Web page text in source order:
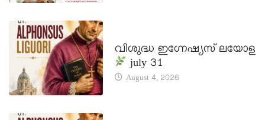
വിശുദ്ധ ഇഗ്നേഷ്യസ് ലയോള
july 31
August 4, 2026